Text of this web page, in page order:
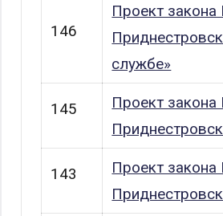
146
Проект
службе»
145
Проект
143
Проект